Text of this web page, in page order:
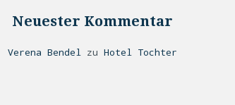
Neuester Kommentar
Verena Bendel zuHotel Tochter